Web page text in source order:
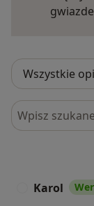
Szukaj w
Karol